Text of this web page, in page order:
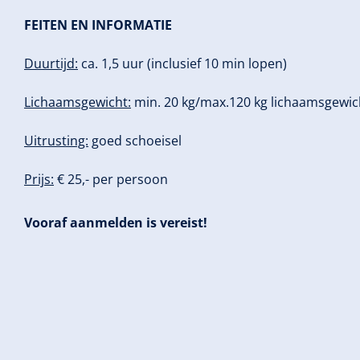
FEITEN EN INFORMATIE
Duurtijd: ca. 1,5 uur (inclusief 10 min lopen)
Lichaamsgewicht: min. 20 kg/max.120 kg
Uitrusting: goed schoeisel
Prijs: € 25,- per persoon
Vooraf aanmelden is vereist!